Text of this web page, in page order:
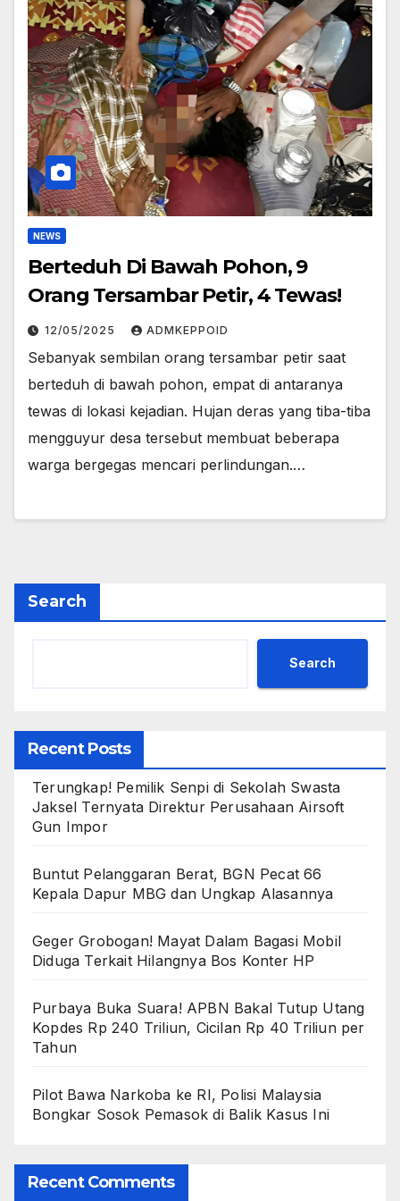
NEWS
Berteduh Di Bawah Pohon, 9
Orang Tersambar Petir, 4 Tewas!
12/05/2025 ADMKEPPOID
Sebanyak sembilan orang tersambar petir saat
berteduh di bawah pohon, empat di antaranya
tewas di lokasi kejadian. Hujan deras yang tiba-tiba
mengguyur desa tersebut membuat beberapa
warga bergegas mencari perlindungan.…
Search
Search
Recent Posts
Terungkap! Pemilik Senpi di Sekolah Swasta
Jaksel Ternyata Direktur Perusahaan Airsoft
Gun Impor
Buntut Pelanggaran Berat, BGN Pecat 66
Kepala Dapur MBG dan Ungkap Alasannya
Geger Grobogan! Mayat Dalam Bagasi Mobil
Diduga Terkait Hilangnya Bos Konter HP
Purbaya Buka Suara! APBN Bakal Tutup Utang
Kopdes Rp 240 Triliun, Cicilan Rp 40 Triliun per
Tahun
Pilot Bawa Narkoba ke RI, Polisi Malaysia
Bongkar Sosok Pemasok di Balik Kasus Ini
Recent Comments